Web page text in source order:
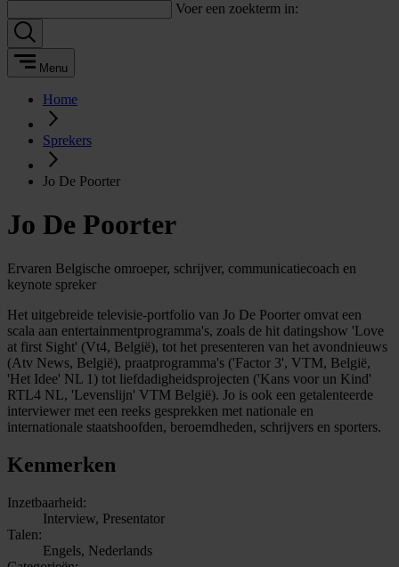
Voer een zoekterm in:
Menu
Home
Sprekers
Jo De Poorter
Jo De Poorter
Ervaren Belgische omroeper, schrijver, communicatiecoach en
keynote spreker
Het uitgebreide televisie-portfolio van Jo De Poorter omvat een
scala aan entertainmentprogramma's, zoals de hit datingshow 'Love
at first Sight' (Vt4, België), tot het presenteren van het avondnieuws
(Atv News, België), praatprogramma's ('Factor 3', VTM, België,
'Het Idee' NL 1) tot liefdadigheidsprojecten ('Kans voor un Kind'
RTL4 NL, 'Levenslijn' VTM België). Jo is ook een getalenteerde
interviewer met een reeks gesprekken met nationale en
internationale staatshoofden, beroemdheden, schrijvers en sporters.
Kenmerken
Inzetbaarheid:
Interview, Presentator
Talen:
Engels, Nederlands